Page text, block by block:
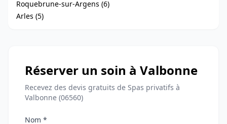
Roquebrune-sur-Argens (6)
Arles (5)
Réserver un soin à Valbonne
Recevez des devis gratuits de Spas privatifs à
Valbonne (06560)
Nom *